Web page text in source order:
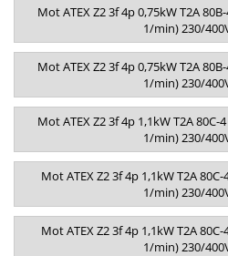
Mot ATEX Z2 3f 4p 0,75kW T2A
1/min) 230/
Mot ATEX Z2 3f 4p 0,75kW T2A
1/min) 230/
Mot ATEX Z2 3f 4p 1,1kW T2A
1/min) 230/
Mot ATEX Z2 3f 4p 1,1kW T2A
1/min) 230/
Mot ATEX Z2 3f 4p 1,1kW T2A
1/min) 230/